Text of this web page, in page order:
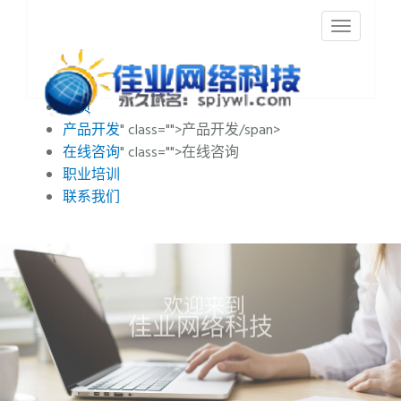
首页
产品开发" class="">产品开发/span>
在线咨询" class="">在线咨询
职业培训
联系我们
欢迎来到
佳业网络科技
专业的研发团队